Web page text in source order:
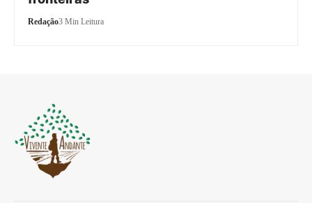
Redação3 Min Leitura